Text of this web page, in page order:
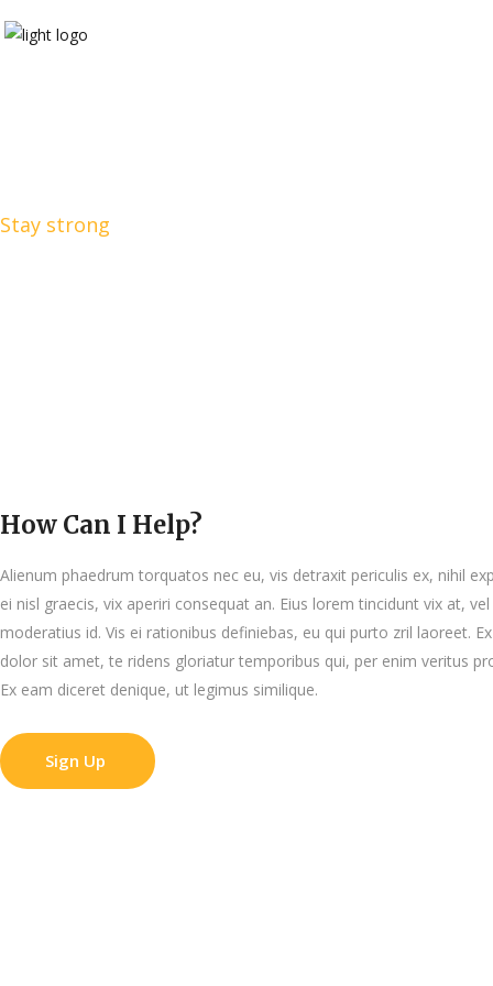
Stay strong
How Can I Help?
Alienum phaedrum torquatos nec eu, vis detraxit periculis ex, nihil
ei nisl graecis, vix aperiri consequat an. Eius lorem tincidunt vix at,
moderatius id. Vis ei rationibus definiebas, eu qui purto zril laoreet.
dolor sit amet, te ridens gloriatur temporibus qui, per enim veritus
Ex eam diceret denique, ut legimus similique.
Sign Up